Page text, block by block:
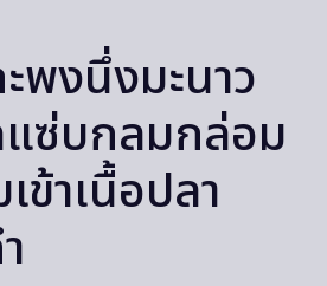
พงนึ่งมะนาว
แซ่บกลมกล่อม
ข้าเนื้อปลา